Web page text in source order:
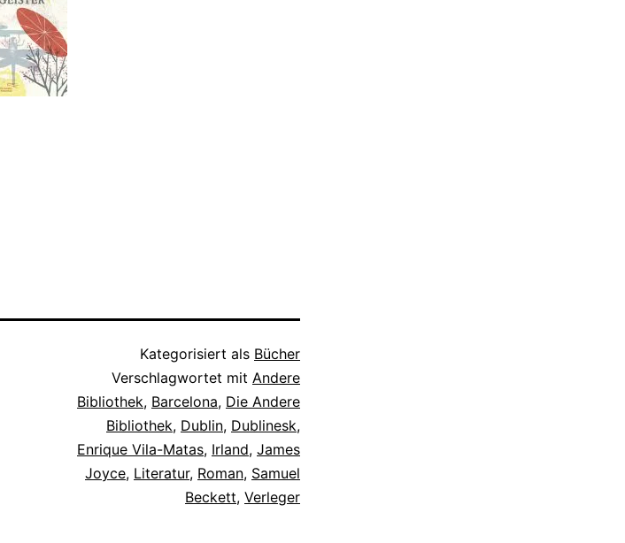
Kategorisiert als Bücher
Verschlagwortet mit Andere
Bibliothek, Barcelona, Die Andere
Bibliothek, Dublin, Dublinesk,
Enrique Vila-Matas, Irland, James
Joyce, Literatur, Roman, Samuel
Beckett, Verleger